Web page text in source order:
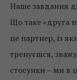
Наше завдання
Що таке «друга
це партнер, із
тренуєшся,
стосунки – ми в